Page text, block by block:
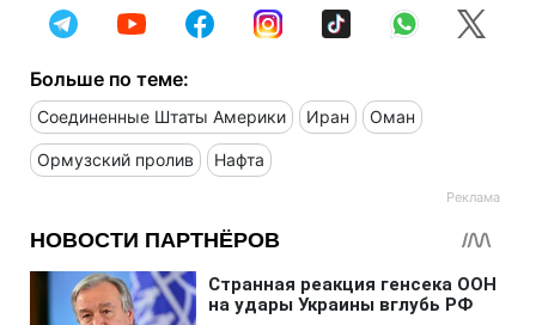
Больше по теме:
Соединенные Штаты Америки Иран Оман
Ормузский пролив Нафта